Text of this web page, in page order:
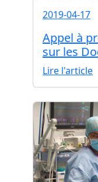
2019-04-17
Appel à
sur les
Lire l'article